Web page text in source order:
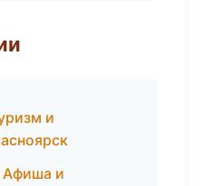
и
Афиша и